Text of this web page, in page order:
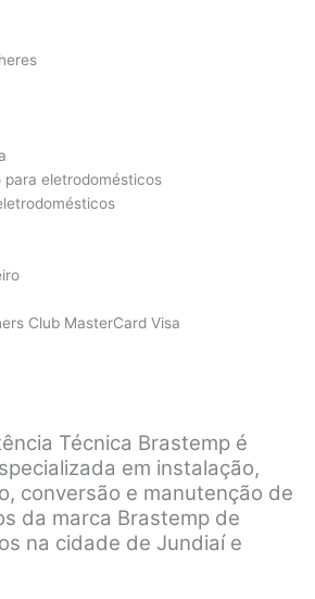
eletrodomésticos
Club MasterCard Visa
Técnica Brastemp é
em instalação,
conversão e manutenção de
da marca Brastemp de
na cidade de Jundiaí e